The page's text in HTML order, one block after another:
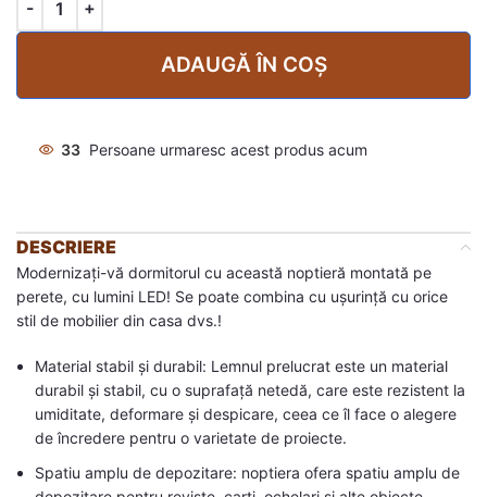
ADAUGĂ ÎN COȘ
33 Persoane urmaresc acest produs acum
DESCRIERE
Modernizați-vă dormitorul cu această noptieră montată pe
perete, cu lumini LED! Se poate combina cu ușurință cu orice
stil de mobilier din casa dvs.!
Material stabil și durabil: Lemnul prelucrat este un material
durabil și stabil, cu o suprafață netedă, care este rezistent la
umiditate, deformare și despicare, ceea ce îl face o alegere
de încredere pentru o varietate de proiecte.
Spatiu amplu de depozitare: noptiera ofera spatiu amplu de